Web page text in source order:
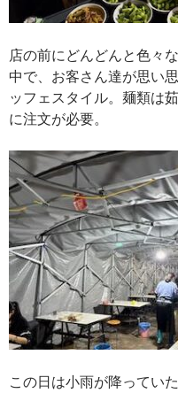
店の前にどんどんと色々
中で、お客さん達が思い
ッフェスタイル。麺類は
に注文が必要。
この日は小雨が降ってい